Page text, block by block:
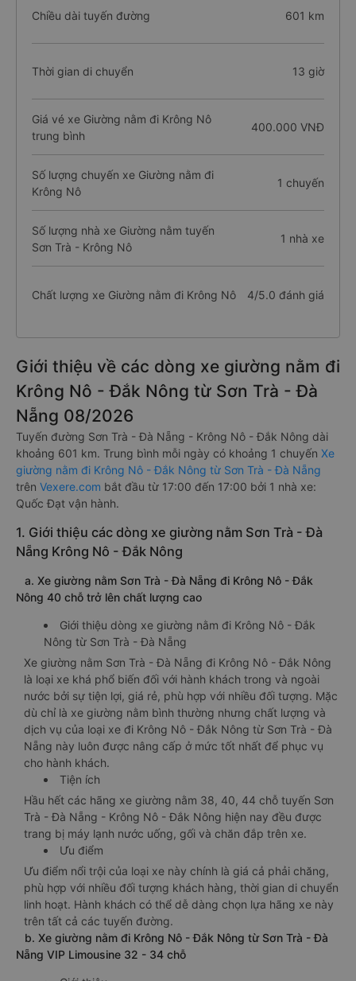
Chiều dài tuyến đường 601 km
Thời gian di chuyển 13 giờ
Giá vé xe Giường nằm đi Krông Nô
trung bình
400.000 VNĐ
Số lượng chuyến xe Giường nằm đi
Krông Nô
1 chuyến
Số lượng nhà xe Giường nằm tuyến
Sơn Trà - Krông Nô
1 nhà xe
Chất lượng xe Giường nằm đi Krông Nô 4/5.0 đánh giá
Giới thiệu về các dòng xe giường nằm đi
Krông Nô - Đắk Nông từ Sơn Trà - Đà
Nẵng 08/2026
Tuyến đường Sơn Trà - Đà Nẵng - Krông Nô - Đắk Nông dài
khoảng 601 km. Trung bình mỗi ngày có khoảng 1 chuyến Xe
giường nằm đi Krông Nô - Đắk Nông từ Sơn Trà - Đà Nẵng
trên Vexere.com bắt đầu từ 17:00 đến 17:00 bởi 1 nhà xe:
Quốc Đạt vận hành.
1. Giới thiệu các dòng xe giường nằm Sơn Trà - Đà
Nẵng Krông Nô - Đắk Nông
a. Xe giường nằm Sơn Trà - Đà Nẵng đi Krông Nô - Đắk
Nông 40 chỗ trở lên chất lượng cao
Giới thiệu dòng xe giường nằm đi Krông Nô - Đắk
Nông từ Sơn Trà - Đà Nẵng
Xe giường nằm Sơn Trà - Đà Nẵng đi Krông Nô - Đắk Nông
là loại xe khá phổ biến đối với hành khách trong và ngoài
nước bởi sự tiện lợi, giá rẻ, phù hợp với nhiều đối tượng. Mặc
dù chỉ là xe giường nằm bình thường nhưng chất lượng và
dịch vụ của loại xe đi Krông Nô - Đắk Nông từ Sơn Trà - Đà
Nẵng này luôn được nâng cấp ở mức tốt nhất để phục vụ
cho hành khách.
Tiện ích
Hầu hết các hãng xe giường nằm 38, 40, 44 chỗ tuyến Sơn
Trà - Đà Nẵng - Krông Nô - Đắk Nông hiện nay đều được
trang bị máy lạnh nước uống, gối và chăn đắp trên xe.
Ưu điểm
Ưu điểm nổi trội của loại xe này chính là giá cả phải chăng,
phù hợp với nhiều đối tượng khách hàng, thời gian di chuyển
linh hoạt. Hành khách có thể dễ dàng chọn lựa hãng xe này
trên tất cả các tuyến đường.
b. Xe giường nằm đi Krông Nô - Đắk Nông từ Sơn Trà - Đà
Nẵng VIP Limousine 32 - 34 chỗ